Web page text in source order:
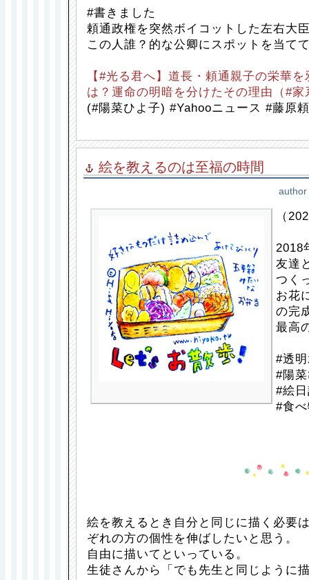
#書きました
頼通政権を突然ボイコットした左右大
この人誰？的な公卿にスポットを当て
【#光る君へ】道長・頼通親子の栄華
は？運命の明暗を分けたその理由（#
(#陽菜ひよ子) #Yahooニュース #藤原
絵を教えるのは至福の時間
（
2018
友達
つく
お花
の完
最高
#透
#陽
#絵
#食
絵を教えるとき自分と同じに描く必要
ぞれの方の個性を伸ばしたいと思う。
自由に描いてといっている。
生徒さんから「でも先生と同じように